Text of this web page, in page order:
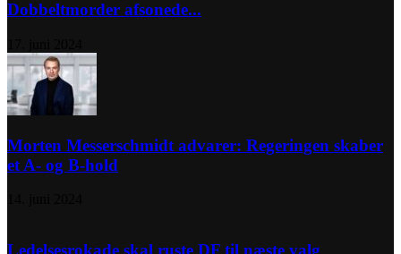
Dobbeltmorder afsonede...
Morten Messerschmidt advarer: Regeringen skaber
et A- og B-hold
Ledelsesrokade skal ruste DF til næste valg